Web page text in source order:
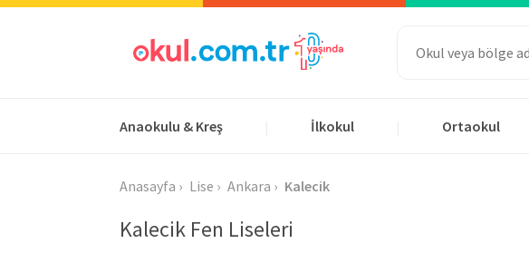
Anaokulu & Kreş İlkokul Ortaokul
Anasayfa Lise Ankara Kalecik
Kalecik Fen Liseleri